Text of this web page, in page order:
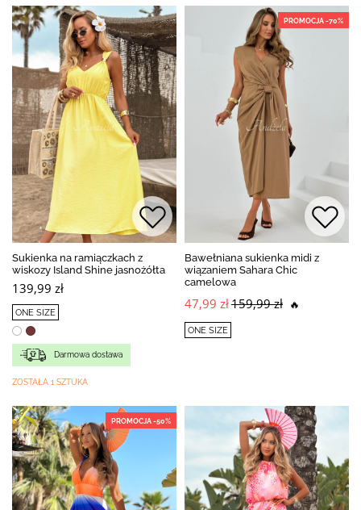
Sukienka na ramiączkach z
wiskozy Island Shine jasnożółta
139,99 zł
ONE SIZE
Darmowa dostawa
ZOSTAŁA 1 SZTUKA
PROMOCJA -70%
Bawełniana sukienka midi z
wiązaniem Sahara Chic
camelowa
47,99 zł159,99 zł 🔥
ONE SIZE
PROMOCJA -50%